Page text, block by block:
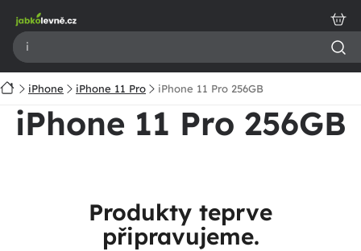
obsah
DomůiPhone iPhone 11 Pro iPhone 11 Pro 256GB
iPhone 11 Pro 256GB
Produkty teprve
připravujeme.